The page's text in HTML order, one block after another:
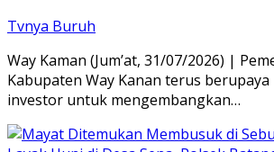
Tvnya Buruh
Way Kaman (Jum’at, 31/07/2026) |
Kabupaten Way Kanan terus
investor untuk mengembangkan…